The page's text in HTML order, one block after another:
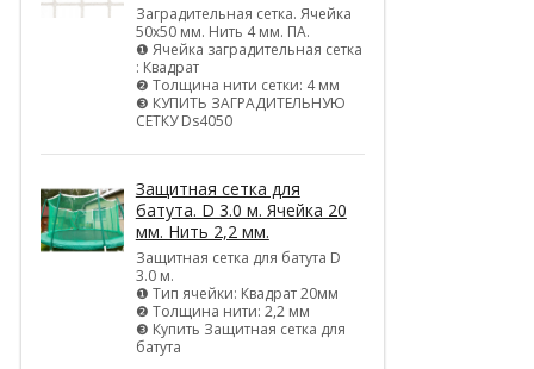
Заградительная сетка. Ячейка
50х50 мм. Нить 4 мм. ПА.
❶ Ячейка заградительная сетка
: Квадрат
❷ Толщина нити сетки: 4 мм
❸ КУПИТЬ ЗАГРАДИТЕЛЬНУЮ
СЕТКУ Ds4050
Защитная сетка для
батута. D 3.0 м. Ячейка 20
мм. Нить 2,2 мм.
Защитная сетка для батута D
3.0 м.
❶ Тип ячейки: Квадрат 20мм
❷ Толщина нити: 2,2 мм
❸ Купить Защитная сетка для
батута